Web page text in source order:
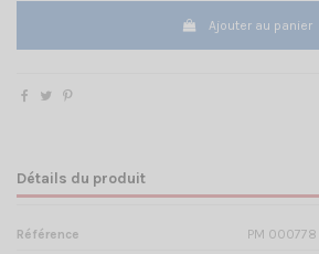
Ajouter au panier
Détails du produit
Référence PM 000778